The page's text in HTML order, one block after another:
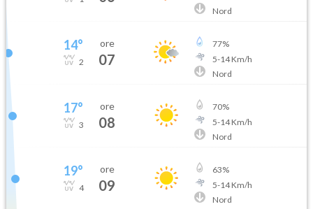
Nord
14°
2
ore
07
77%
5-14Km/h
Nord
17°
3
ore
08
70%
5-14Km/h
Nord
19°
4
ore
09
63%
5-14Km/h
Nord